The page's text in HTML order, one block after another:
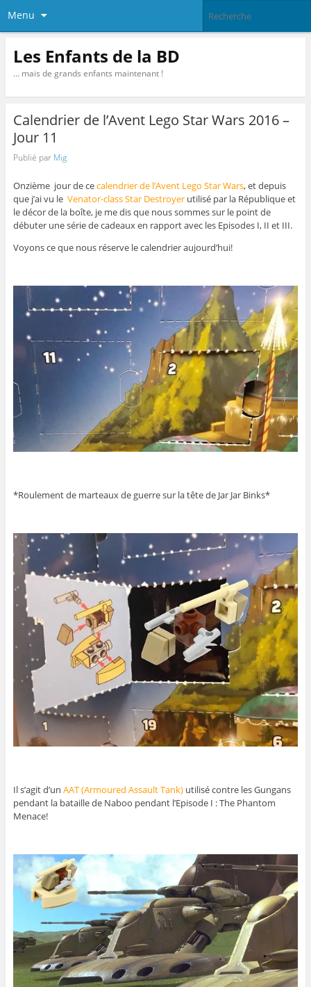
Menu
Les Enfants de la BD
… mais de grands enfants maintenant !
Calendrier de l’Avent Lego Star Wars 2016 –
Jour 11
Publié par Mig
Onzième jour de cecalendrier de l’Avent Lego Star Wars, et depuis
que j’ai vu le Venator-class Star Destroyerutilisé par la République et
le décor de la boîte, je me dis que nous sommes sur le point de
débuter une série de cadeaux en rapport avec les Episodes I, II et III.
Voyons ce que nous réserve le calendrier aujourd’hui!
*Roulement de marteaux de guerre sur la tête de Jar Jar Binks*
Il s’agit d’un AAT (Armoured Assault Tank)utilisé contre les Gungans
pendant la bataille de Naboo pendant l’Episode I : The Phantom
Menace!